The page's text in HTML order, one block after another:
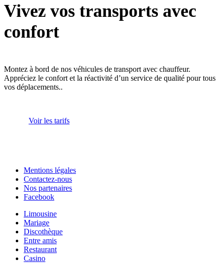
Vivez vos transports avec
confort
Montez à bord de nos véhicules de transport avec chauffeur.
Appréciez le confort et la réactivité d’un service de qualité pour tous
vos déplacements..
Voir les tarifs
Mentions légales
Contactez-nous
Nos partenaires
Facebook
Limousine
Mariage
Discothèque
Entre amis
Restaurant
Casino